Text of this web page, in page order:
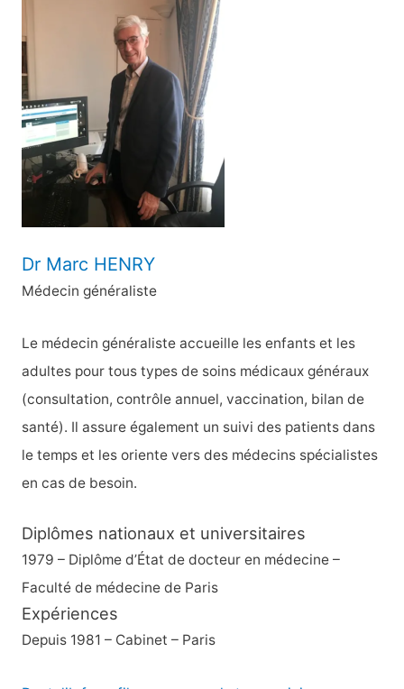
r
c
h
e
r
Dr Marc HENRY
Médecin généraliste
Le médecin généraliste accueille les enfants et les
adultes pour tous types de soins médicaux généraux
(consultation, contrôle annuel, vaccination, bilan de
santé). Il assure également un suivi des patients dans
le temps et les oriente vers des médecins spécialistes
en cas de besoin.
Diplômes nationaux et universitaires
1979 – Diplôme d’État de docteur en médecine –
Faculté de médecine de Paris
Expériences
Depuis 1981 – Cabinet – Paris